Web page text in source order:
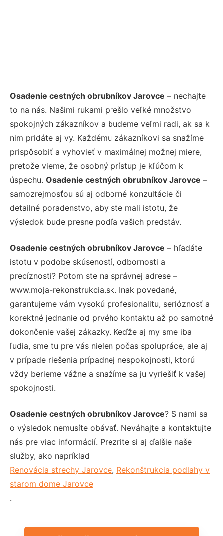
Osadenie cestných obrubníkov Jarovce – nechajte
to na nás. Našimi rukami prešlo veľké množstvo
spokojných zákazníkov a budeme veľmi radi, ak sa k
nim pridáte aj vy. Každému zákazníkovi sa snažíme
prispôsobiť a vyhovieť v maximálnej možnej miere,
pretože vieme, že osobný prístup je kľúčom k
úspechu. Osadenie cestných obrubníkov Jarovce –
samozrejmosťou sú aj odborné konzultácie či
detailné poradenstvo, aby ste mali istotu, že
výsledok bude presne podľa vašich predstáv.
Osadenie cestných obrubníkov Jarovce – hľadáte
istotu v podobe skúseností, odbornosti a
precíznosti? Potom ste na správnej adrese –
www.moja-rekonstrukcia.sk. Inak povedané,
garantujeme vám vysokú profesionalitu, serióznosť a
korektné jednanie od prvého kontaktu až po samotné
dokončenie vašej zákazky. Keďže aj my sme iba
ľudia, sme tu pre vás nielen počas spolupráce, ale aj
v prípade riešenia prípadnej nespokojnosti, ktorú
vždy berieme vážne a snažíme sa ju vyriešiť k vašej
spokojnosti.
Osadenie cestných obrubníkov Jarovce? S nami sa
o výsledok nemusíte obávať. Neváhajte a kontaktujte
nás pre viac informácií. Prezrite si aj ďalšie naše
služby, ako napríklad
Renovácia strechy Jarovce, Rekonštrukcia podlahy v
starom dome Jarovce
.